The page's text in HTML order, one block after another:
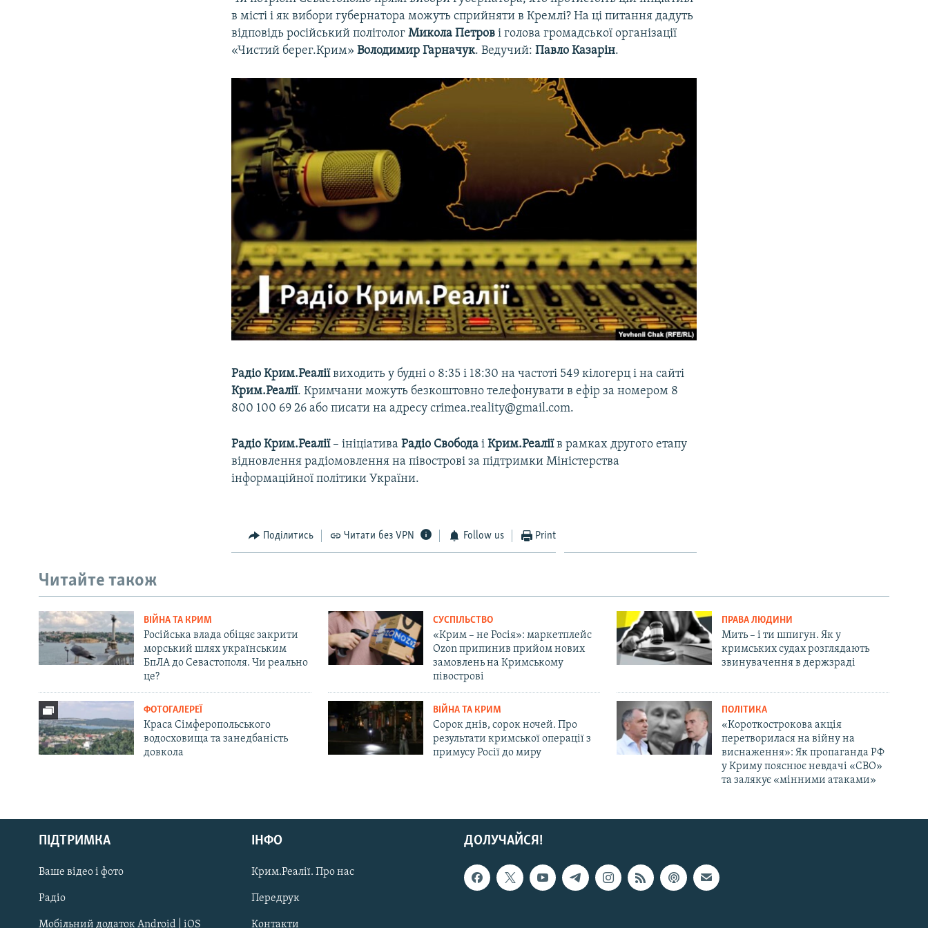
Русский
Qırımtatar
ДОЛУЧАЙСЯ!
в місті і як вибори губернатора можуть сприйняти в Кремлі? На ці питання дадуть
відповідь російський політологМикола Петров і голова громадської організації
«Чистий берег.Крим»Володимир Гарначук. Ведучий:Павло Казарін.
Радіо Крим.Реаліївиходить у будні о 8:35 і 18:30 на частоті 549 кілогерц і на сайті
Крим.Реалії. Кримчани можуть безкоштовно телефонувати в ефір за номером 8
800 100 69 26 або писати на адресу crimea.reality@gmail.com.
Радіо Крим.Реалії– ініціативаРадіо Свобода іКрим.Реаліїв рамках другого етапу
відновлення радіомовлення на півострові за підтримки Міністерства
інформаційної політики України.
Поділитись Читати без VPN Follow us Print
Читайте також
ВІЙНА ТА КРИМ
Російська влада обіцяє закрити
морський шлях українським
БпЛА до Севастополя. Чи реально
це?
СУСПІЛЬСТВО
«Крим – не Росія»: маркетплейс
Ozon припинив прийом нових
замовлень на Кримському
півострові
ПРАВА ЛЮДИНИ
Мить – і ти шпигун. Як у
кримських судах розглядають
звинувачення в держзраді
ФОТОГАЛЕРЕЇ
Краса Сімферопольського
водосховища та занедбаність
довкола
ВІЙНА ТА КРИМ
Сорок днів, сорок ночей. Про
результати кримської операції з
примусу Росії до миру
ПОЛІТИКА
«Короткострокова акція
перетворилася на війну на
виснаження»: Як пропаганда РФ
у Криму пояснює невдачі «СВО»
та залякує «мінними атаками»
ДОЛУЧАЙСЯ!
ПІДТРИМКА
Ваше відео і фото
Радіо
Мобільний додаток Android | iOS
ІНФО
Крим.Реалії. Про нас
Передрук
Контакти